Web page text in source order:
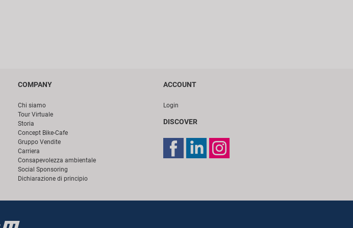
COMPANY
Chi siamo
Tour Virtuale
Storia
Concept Bike-Cafe
Gruppo Vendite
Carriera
Consapevolezza ambientale
Social Sponsoring
Dichiarazione di principio
ACCOUNT
Login
DISCOVER